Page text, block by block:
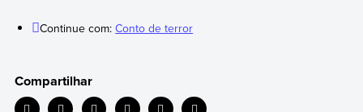
Continue com:Conto de terror
Compartilhar